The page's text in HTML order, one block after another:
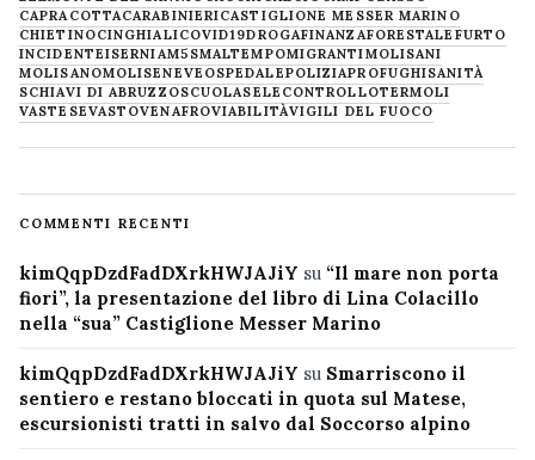
CAPRACOTTACARABINIERICASTIGLIONE MESSER MARINO
CHIETINOCINGHIALICOVID19DROGAFINANZAFORESTALE FURTO
INCIDENTEISERNIAM5SMALTEMPOMIGRANTIMOLISANI
MOLISANOMOLISENEVE OSPEDALEPOLIZIAPROFUGHISANITÀ
SCHIAVI DI ABRUZZOSCUOLASELECONTROLLOTERMOLI
VASTESEVASTOVENAFROVIABILITÀVIGILI DEL FUOCO
COMMENTI RECENTI
kimQqpDzdFadDXrkHWJAJiY su “Il mare non porta
fiori”, la presentazione del libro di Lina Colacillo
nella “sua” Castiglione Messer Marino
kimQqpDzdFadDXrkHWJAJiY su Smarriscono il
sentiero e restano bloccati in quota sul Matese,
escursionisti tratti in salvo dal Soccorso alpino